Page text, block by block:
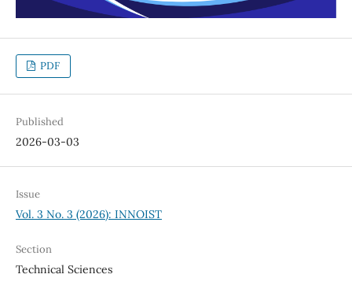
PDF
Published
2026-03-03
Issue
Vol. 3 No. 3 (2026): INNOIST
Section
Technical Sciences